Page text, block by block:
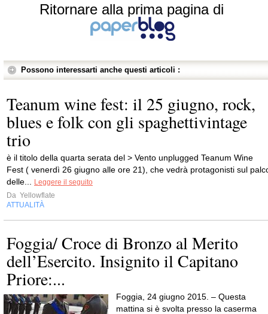
Ritornare alla prima pagina di
Possono interessarti anche questi articoli :
Teanum wine fest: il 25 giugno, rock,
blues e folk con gli spaghettivintage
trio
è il titolo della quarta serata del > Vento unplugged Teanum Wine
Fest ( venerdì 26 giugno alle ore 21), che vedrà protagonisti sul
delle...
Leggere il seguito
Da Yellowflate
ATTUALITÀ
Foggia/ Croce di Bronzo al Merito
dell’Esercito. Insignito il Capitano
Priore:...
Foggia, 24 giugno 2015. – Questa
mattina si è svolta presso la caserma